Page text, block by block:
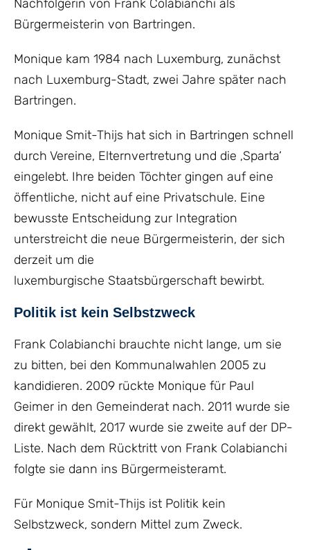
Nachfolgerin von Frank Colabianchi als
Bürgermeisterin von Bartringen.
Monique kam 1984 nach Luxemburg, zunächst
nach Luxemburg-Stadt, zwei Jahre später nach
Bartringen.
Monique Smit-Thijs hat sich in Bartringen schnell
durch Vereine, Elternvertretung und die ‚Sparta‘
eingelebt. Ihre beiden Töchter gingen auf eine
öffentliche, nicht auf eine Privatschule. Eine
bewusste Entscheidung zur Integration
unterstreicht die neue Bürgermeisterin, der sich
derzeit um die
luxemburgische Staatsbürgerschaft bewirbt.
Politik ist kein Selbstzweck
Frank Colabianchi brauchte nicht lange, um sie
zu bitten, bei den Kommunalwahlen 2005 zu
kandidieren. 2009 rückte Monique für Paul
Geimer in den Gemeinderat nach. 2011 wurde sie
direkt gewählt, 2017 wurde sie zweite auf der DP-
Liste. Nach dem Rücktritt von Frank Colabianchi
folgte sie dann ins Bürgermeisteramt.
Für Monique Smit-Thijs ist Politik kein
Selbstzweck, sondern Mittel zum Zweck.